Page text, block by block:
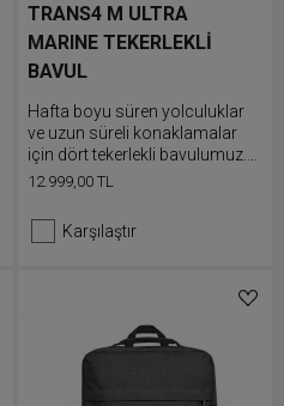
TRANS4 M ULTRA
MARINE TEKERLEKLİ
BAVUL
Hafta boyu süren yolculuklar
ve uzun süreli konaklamalar
için dört tekerlekli bavulumuz.
Eşyalarını bu hafif bavulun çift
dönen tekerlek sistemi
sayesinde kolayca ilerle.
12.999,00 TL
Karşılaştır